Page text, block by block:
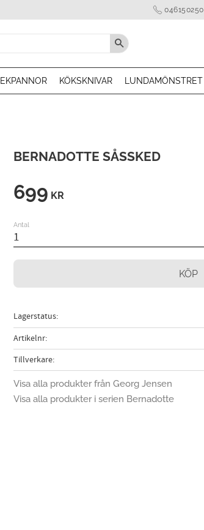
046150250
KÖKSKNIVAR LUNDAMÖNSTRET
BERNADOTTE SÅSSKED
699 KR
Antal
KÖP
Lagerstatus
Artikelnr
Tillverkare
Visa alla produkter från Georg Jensen
Visa alla produkter i serien Bernadotte